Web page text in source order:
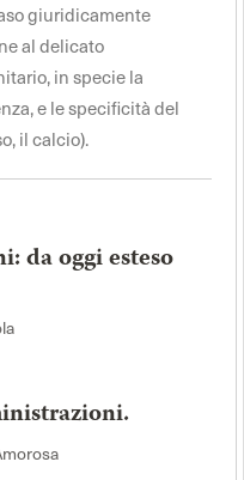
giuridicamente
al delicato
in specie la
e le specificità del
il calcio).
da oggi esteso